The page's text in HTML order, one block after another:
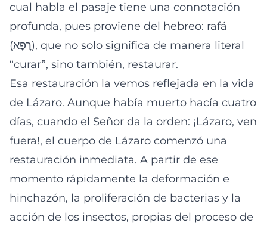
cual habla el pasaje tiene una connotación
profunda, pues proviene del hebreo: rafá
(רָפָא), que no solo significa de manera literal
“curar”, sino también, restaurar.
Esa restauración la vemos reflejada en la vida
de Lázaro. Aunque había muerto hacía cuatro
días, cuando el Señor da la orden: ¡Lázaro, ven
fuera!, el cuerpo de Lázaro comenzó una
restauración inmediata. A partir de ese
momento rápidamente la deformación e
hinchazón, la proliferación de bacterias y la
acción de los insectos, propias del proceso de